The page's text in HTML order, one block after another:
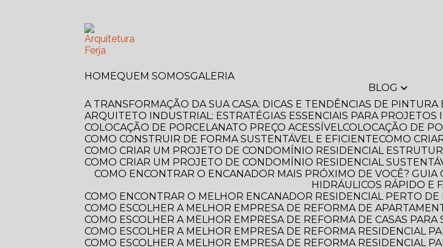
HOME QUEM SOMOS
GALERIA
BLOG
A TRANSFORMAÇÃO DA SUA CASA: DICAS E TENDÊNCIAS DE
ARQUITETO INDUSTRIAL: ESTRATÉGIAS ESSENCIAIS PARA PROJETOS
COLOCAÇÃO DE PORCELANATO PREÇO ACESSÍVEL COLOCAÇÃO DE
COMO CONSTRUIR DE FORMA SUSTENTÁVEL E EFICIENTE COMO
COMO CRIAR UM PROJETO DE CONDOMÍNIO RESIDENCIAL
COMO CRIAR UM PROJETO DE CONDOMÍNIO RESIDENCIAL
COMO ENCONTRAR O ENCANADOR MAIS PRÓXIMO DE VOCÊ? GUIA COMPLETO PARA RESOLVER SEUS PROBLEMAS
HIDRÁULICOS RÁPIDO E
COMO ENCONTRAR O MELHOR ENCANADOR RESIDENCIAL PERTO
COMO ESCOLHER A MELHOR EMPRESA DE REFORMA DE
COMO ESCOLHER A MELHOR EMPRESA DE REFORMA DE CASAS PARA
COMO ESCOLHER A MELHOR EMPRESA DE REFORMA RESIDENCIAL
COMO ESCOLHER A MELHOR EMPRESA DE REFORMA RESIDENCIAL